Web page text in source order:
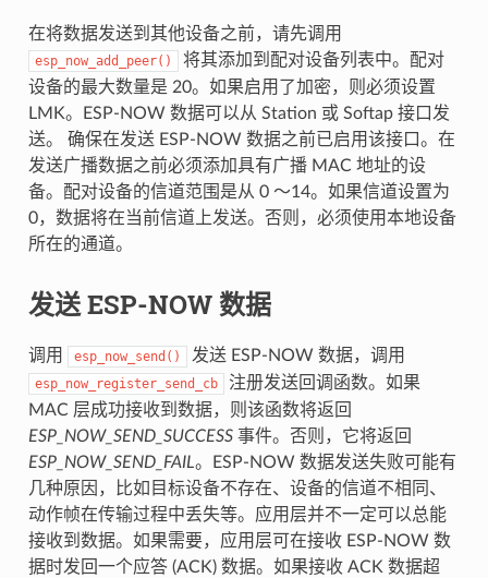
在将数据发送到其他设备之前，请先调用
esp_now_add_peer()
将其添加到配对设备列表中。配对
设备的最大数量是 20。如果启用了加密，则必须设置
LMK。ESP-NOW 数据可以从 Station 或 Softap 接口发
送。 确保在发送 ESP-NOW 数据之前已启用该接口。在
发送广播数据之前必须添加具有广播 MAC 地址的设
备。配对设备的信道范围是从 0 ～14。如果信道设置为
0，数据将在当前信道上发送。否则，必须使用本地设备
所在的通道。
发送 ESP-NOW 数据
调用 esp_now_send() 发送 ESP-NOW 数据，调用
esp_now_register_send_cb
注册发送回调函数。如果
MAC 层成功接收到数据，则该函数将返回
ESP_NOW_SEND_SUCCESS事件。否则，它将返回
ESP_NOW_SEND_FAIL。ESP-NOW 数据发送失败可能有
几种原因，比如目标设备不存在、设备的信道不相同、
动作帧在传输过程中丢失等。应用层并不一定可以总能
接收到数据。如果需要，应用层可在接收 ESP-NOW 数
据时发回一个应答 (ACK) 数据。如果接收 ACK 数据超